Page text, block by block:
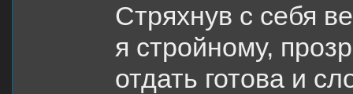
Стряхнув с себя
я стройному,
отдать готова и